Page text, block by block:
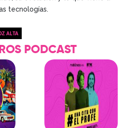
tecnologías.
ALTA
PODCAST